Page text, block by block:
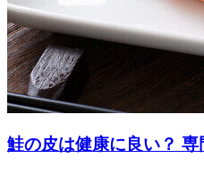
鮭の皮は健康に良い？